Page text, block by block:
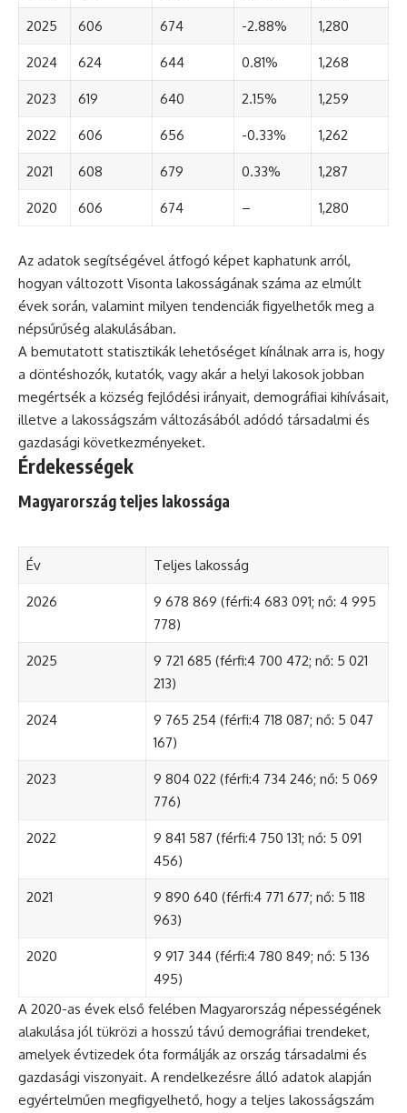
2025 606 674 -2.88% 1,280
2024 624 644 0.81% 1,268
2023 619 640 2.15% 1,259
2022 606 656 -0.33% 1,262
2021 608 679 0.33% 1,287
2020 606 674 – 1,280
Az adatok segítségével átfogó képet kaphatunk arról,
hogyan változott Visonta lakosságának száma az elmúlt
évek során, valamint milyen tendenciák figyelhetők meg a
népsűrűség alakulásában.
A bemutatott statisztikák lehetőséget kínálnak arra is, hogy
a döntéshozók, kutatók, vagy akár a helyi lakosok jobban
megértsék a község fejlődési irányait, demográfiai kihívásait,
illetve a lakosságszám változásából adódó társadalmi és
gazdasági következményeket.
Érdekességek
Magyarország teljes lakossága
Év Teljes lakosság
2026
9 678 869 (férfi:4 683 091; nő: 4 995
778)
2025
9 721 685 (férfi:4 700 472; nő: 5 021
213)
2024
9 765 254 (férfi:4 718 087; nő: 5 047
167)
2023
9 804 022 (férfi:4 734 246; nő: 5 069
776)
2022
9 841 587 (férfi:4 750 131; nő: 5 091
456)
2021
9 890 640 (férfi:4 771 677; nő: 5 118
963)
2020
9 917 344 (férfi:4 780 849; nő: 5 136
495)
A 2020-as évek első felében Magyarország népességének
alakulása jól tükrözi a hosszú távú demográfiai trendeket,
amelyek évtizedek óta formálják az ország társadalmi és
gazdasági viszonyait. A rendelkezésre álló adatok alapján
egyértelműen megfigyelhető, hogy a teljes lakosságszám